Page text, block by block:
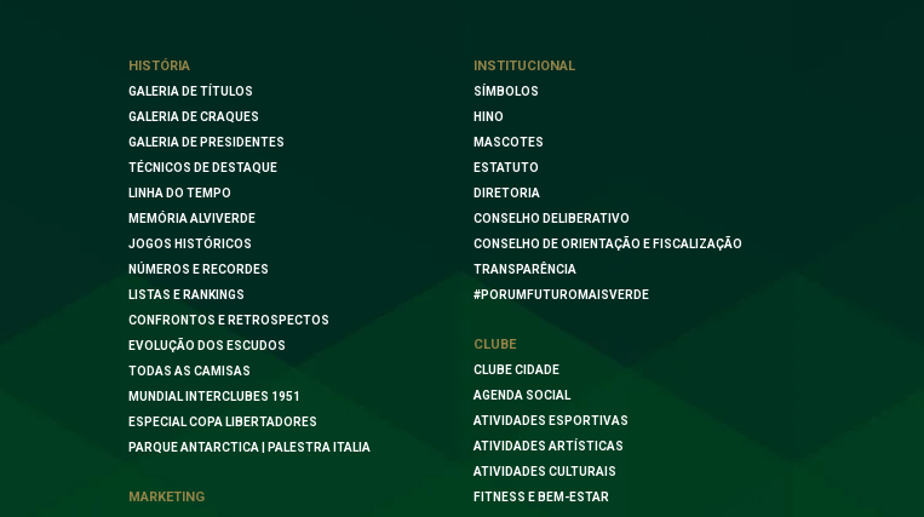
HISTÓRIA
GALERIA DE TÍTULOS
GALERIA DE CRAQUES
GALERIA DE PRESIDENTES
TÉCNICOS DE DESTAQUE
LINHA DO TEMPO
MEMÓRIA ALVIVERDE
JOGOS HISTÓRICOS
NÚMEROS E RECORDES
LISTAS E RANKINGS
CONFRONTOS E RETROSPECTOS
EVOLUÇÃO DOS ESCUDOS
TODAS AS CAMISAS
MUNDIAL INTERCLUBES 1951
ESPECIAL COPA LIBERTADORES
PARQUE ANTARCTICA | PALESTRA ITALIA
MARKETING
INSTITUCIONAL
SÍMBOLOS
HINO
MASCOTES
ESTATUTO
DIRETORIA
CONSELHO DELIBERATIVO
CONSELHO DE ORIENTAÇÃO E FISCALIZAÇÃO
TRANSPARÊNCIA
#PORUMFUTUROMAISVERDE
CLUBE
CLUBE CIDADE
AGENDA SOCIAL
ATIVIDADES ESPORTIVAS
ATIVIDADES ARTÍSTICAS
ATIVIDADES CULTURAIS
FITNESS E BEM-ESTAR